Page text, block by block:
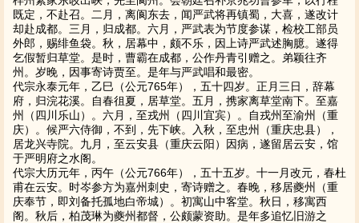
既定，不赴召。二月，离阆东去，闻严武将再镇蜀，大喜，遂改计
却赴成都。三月，归成都。六月，严武表为节度参谋，检校工部员
外郎，赐绯鱼袋。秋，居幕中，颇不乐，因上诗严武述胸臆。遂得
乞假暂归草堂。是时，曹霸在成都，公作丹青引赠之。弟颖往齐
州。岁晚，因事寄诗贾至。是年与严武唱和最密。
代宗永泰元年，乙巳（公元765年），五十四岁。正月三日，辞幕
府，归浣花溪。自春徂夏，居草堂。五月，携家离草堂南下。至嘉
州（四川乐山）。六月，至戎州（四川宜宾）。自戎州至渝州（重
庆）。候严六侍御，不到，先下峡。入秋，至忠州（重庆忠县），
居龙兴寺院。九月，至云安县（重庆云阳）因病，遂留居云安，馆
于严明府之水阁。
代宗大历元年，丙午（公元766年），五十五岁。十一月改元，春杜
甫在云安。时岑参方为嘉州刺史，寄诗赠之。春晚，移居夔州（重
庆奉节，即刘备托孤地白帝城）。初寓山中客堂。秋日，移寓西
阁。秋后，柏茂琳为夔州都督，公颇蒙资助。是年多追忆旧游之